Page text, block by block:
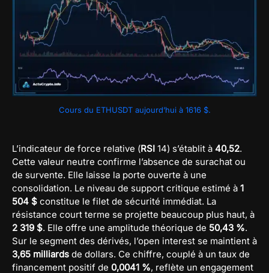
Cours du ETHUSDT aujourd’hui à 1616 $.
L’indicateur de force relative (RSI 14) s’établit à 40,52.
Cette valeur neutre confirme l’absence de surachat ou
de survente. Elle laisse la porte ouverte à une
consolidation. Le niveau de support critique estimé à 1
504 $ constitue le filet de sécurité immédiat. La
résistance court terme se projette beaucoup plus haut, à
2 319 $. Elle offre une amplitude théorique de 50,43 %.
Sur le segment des dérivés, l’open interest se maintient à
3,65 milliards de dollars. Ce chiffre, couplé à un taux de
financement positif de 0,0041 %, reflète un engagement